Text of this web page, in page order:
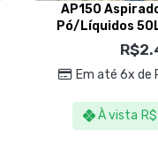
AP150
Pó/Líquidos
R$
Em até 6x de
À vista R$